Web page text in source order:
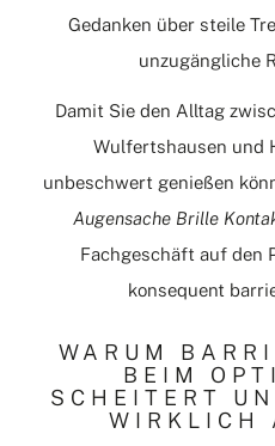
Gedanken über steile
unzugängliche
Damit Sie den Alltag
Wulfertshausen und
unbeschwert genießen
Augensache Brille
Fachgeschäft auf den
konsequent
WARUM
BEIM
SCHEITERT
WIRKLICH